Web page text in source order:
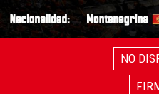
NO